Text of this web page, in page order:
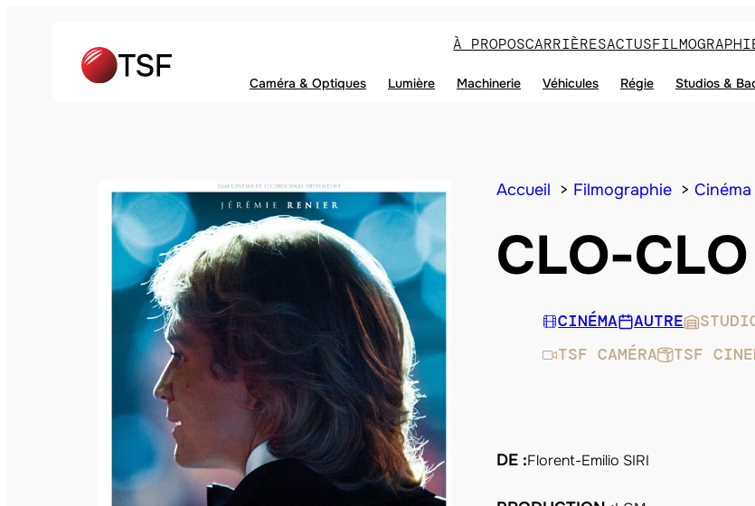
À PROPOSCARRIÈRESACTUS
Caméra & Optiques Lumière Machinerie Véhicules Régie Studios &
Accueil Filmographie Cinéma
CLO-CLO
CINÉMA AUTRE
TSF CAMÉRA
TSF
DE :Florent-Emilio SIRI